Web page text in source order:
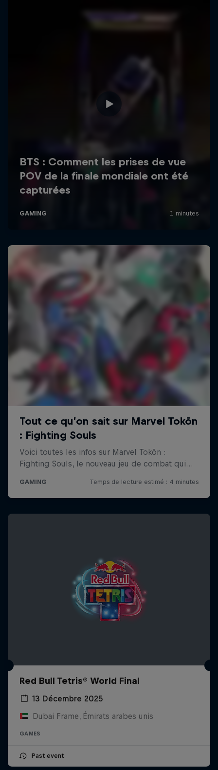
Red Bull Tetris® World Final
13 Décembre 2025
Dubai Frame, Émirats arabes unis
GAMES
Past event